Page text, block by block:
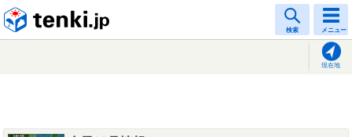
検索 メニュー
現在地